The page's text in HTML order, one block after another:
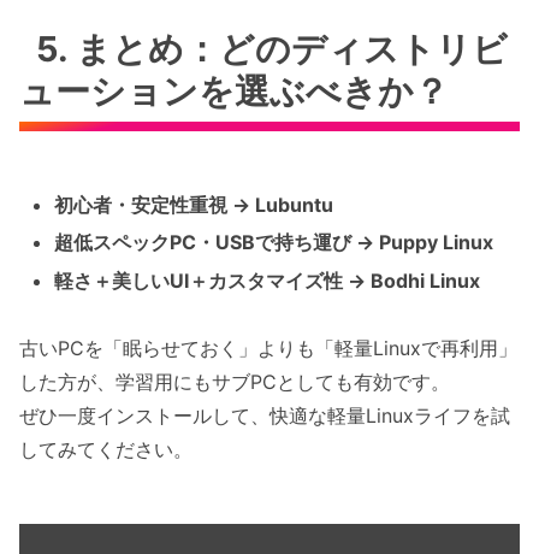
5. まとめ：どのディストリビ
ューションを選ぶべきか？
初心者・安定性重視 → Lubuntu
超低スペックPC・USBで持ち運び → Puppy Linux
軽さ＋美しいUI＋カスタマイズ性 → Bodhi Linux
古いPCを「眠らせておく」よりも「軽量Linuxで再利用」
した方が、学習用にもサブPCとしても有効です。
ぜひ一度インストールして、快適な軽量Linuxライフを試
してみてください。